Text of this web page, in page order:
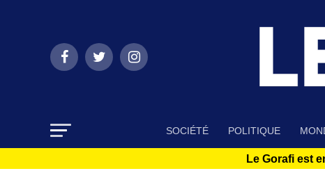
SOCIÉTÉ POLITIQUE
Le Gorafi est